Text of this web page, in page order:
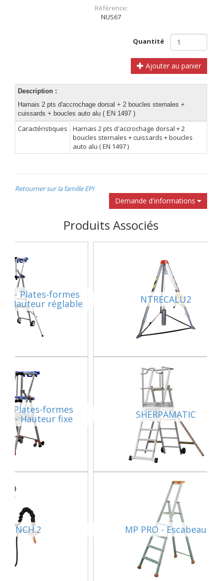
Référence:
NUS67
Quantité
Ajouter au panier
Description :
Harnais 2 pts d'accrochage dorsal + 2 boucles sternales +
cuissards + boucles auto alu ( EN 1497 )
Caractéristiques
Harnais 2 pts d'accrochage dorsal + 2
boucles sternales + cuissards + boucles
auto alu ( EN 1497 )
Retourner sur la famille EPI
Demande d'informations
Produits Associés
- Plates-formes
- Hauteur réglable NTRECALU2
3 - Plates-formes
- Hauteur fixe SHERPAMATIC
MP PRO - Escabeau